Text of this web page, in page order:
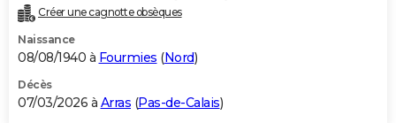
Créer une cagnotte obsèques
Naissance
08/08/1940 à Fourmies (Nord)
Décès
07/03/2026 à Arras (Pas-de-Calais)